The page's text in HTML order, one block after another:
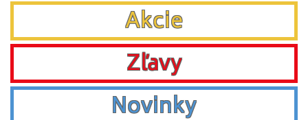
Akcie
Zľavy
Novinky